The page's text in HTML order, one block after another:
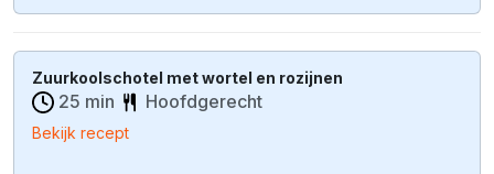
Zuurkoolschotel met wortel en rozijnen
25 min Hoofdgerecht
Bekijk recept